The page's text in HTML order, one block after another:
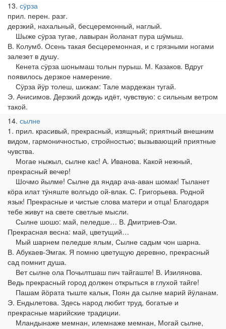
13 сӱрза
прил. перен. разг.
дерзкий, нахальный, бесцеремонный, наглый.
Шыже сӱрза тугае, лавыран йоланат пура шӱмыш.
В. Колумб. Осень такая бесцеремонная, и с грязными ногами
залезет в душу.
Кенета сӱрза шонымаш толын пурыш. М. Казаков. Вдруг
появилось дерзкое намерение.
Сӱрза йӱр толеш, шижам: Тале мардежан тугай.
Э. Анисимов. Дерзкий дождь идёт, чувствую: с сильным ветром
такой.
14 сылне
1. прил. красивый, прекрасный, изящный; приятный внешним
видом, гармоничностью, стройностью; вызывающий приятные
чувства.
Могае ныжыл, сылне кас! А. Иванова. Какой нежный,
прекрасный вечер!
Шочмо йылме! Сылне да яндар ача-аван шомак! Тыланет
кӧра илат тӱняште волгыдо ой-влак. С. Григорьева. Родной
язык! Прекрасные и чистые слова матери и отца! Благодаря
тебе живут на свете светлые мысли.
Сылне шошо: май, пеледше… В. Дмитриев-Ози.
Прекрасная весна: май, цветущий…
Мый шарнем пеледше ялым, Сылне садым чон шарна.
В. Абукаев-Эмгак. Я помню цветущую деревню, прекрасный
сад помнит душа.
Вет сылне ола Почылтшаш пич тайгаште! В. Изилянова.
Ведь прекрасный город должен открыться в глухой тайге!
Пашам йӧрата тыште калык, Поян да сылне марий йӱланам.
Э. Ендылетова. Здесь народ любит труд, богатые и
прекрасные марийские традиции.
Мландынаже мемнан, илемнаже мемнан, Могай сылне,